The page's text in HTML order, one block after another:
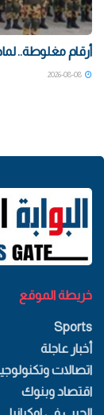
أرقام مغلوطة..
خريطة الموقع
Sports
أخبار عاجلة
اتصالات
اقتصاد وبنوك